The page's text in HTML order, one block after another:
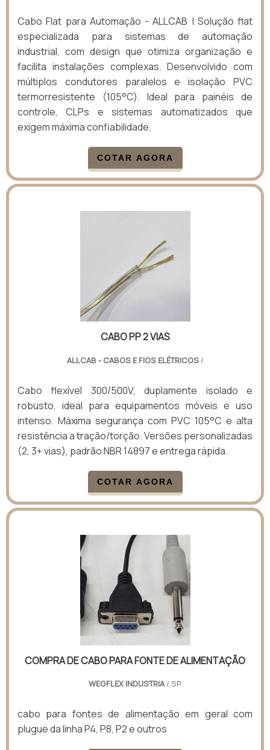
Cabo Flat para Automação - ALLCAB | Solução flat
especializada para sistemas de automação
industrial, com design que otimiza organização e
facilita instalações complexas. Desenvolvido com
múltiplos condutores paralelos e isolação PVC
termorresistente (105°C). Ideal para painéis de
controle, CLPs e sistemas automatizados que
exigem máxima confiabilidade.
COTAR AGORA
CABO PP 2 VIAS
ALLCAB - CABOS E FIOS ELÉTRICOS/
Cabo flexível 300/500V, duplamente isolado e
robusto, ideal para equipamentos móveis e uso
intenso. Máxima segurança com PVC 105°C e alta
resistência a tração/torção. Versões personalizadas
(2, 3+ vias), padrão NBR 14897 e entrega rápida.
COTAR AGORA
COMPRA DE CABO PARA FONTE DE ALIMENTAÇÃO
WEGFLEX INDUSTRIA/ SP
cabo para fontes de alimentação em geral com
plugue da linha P4, P8, P2 e outros